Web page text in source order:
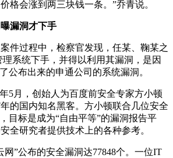
格会涨到两三块钱一条。”乔青说。
漏洞才下手
件过程中，检察官发现，任某、鞠某之
系统下手，并得以利用其漏洞，是因
公布出来的申通公司的系统漏洞。
5月，创始人为百度前安全专家方小顿
的国内知名黑客。方小顿联合几位安全
目标是成为“自由平等”的漏洞报告平
全研究者提供技术上的各种参考。
网”公布的安全漏洞达77848个。一位IT